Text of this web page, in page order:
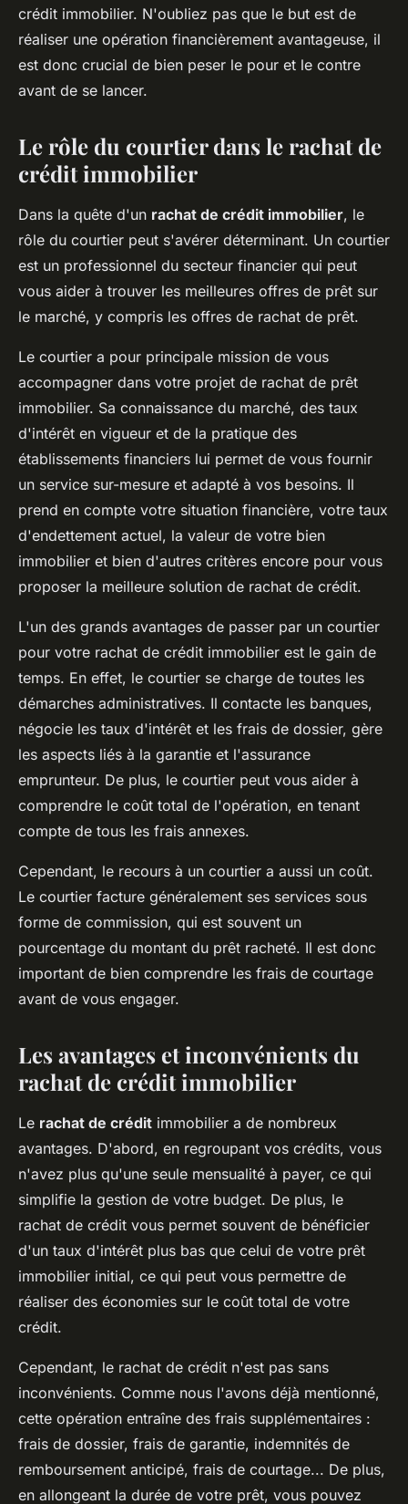
crédit immobilier. N'oubliez pas que le but est de
réaliser une opération financièrement avantageuse, il
est donc crucial de bien peser le pour et le contre
avant de se lancer.
Le rôle du courtier dans le rachat de
crédit immobilier
Dans la quête d'un rachat de crédit immobilier, le
rôle du courtier peut s'avérer déterminant. Un courtier
est un professionnel du secteur financier qui peut
vous aider à trouver les meilleures offres de prêt sur
le marché, y compris les offres de rachat de prêt.
Le courtier a pour principale mission de vous
accompagner dans votre projet de rachat de prêt
immobilier. Sa connaissance du marché, des taux
d'intérêt en vigueur et de la pratique des
établissements financiers lui permet de vous fournir
un service sur-mesure et adapté à vos besoins. Il
prend en compte votre situation financière, votre taux
d'endettement actuel, la valeur de votre bien
immobilier et bien d'autres critères encore pour vous
proposer la meilleure solution de rachat de crédit.
L'un des grands avantages de passer par un courtier
pour votre rachat de crédit immobilier est le gain de
temps. En effet, le courtier se charge de toutes les
démarches administratives. Il contacte les banques,
négocie les taux d'intérêt et les frais de dossier, gère
les aspects liés à la garantie et l'assurance
emprunteur. De plus, le courtier peut vous aider à
comprendre le coût total de l'opération, en tenant
compte de tous les frais annexes.
Cependant, le recours à un courtier a aussi un coût.
Le courtier facture généralement ses services sous
forme de commission, qui est souvent un
pourcentage du montant du prêt racheté. Il est donc
important de bien comprendre les frais de courtage
avant de vous engager.
Les avantages et inconvénients du
rachat de crédit immobilier
Le rachat de crédit immobilier a de nombreux
avantages. D'abord, en regroupant vos crédits, vous
n'avez plus qu'une seule mensualité à payer, ce qui
simplifie la gestion de votre budget. De plus, le
rachat de crédit vous permet souvent de bénéficier
d'un taux d'intérêt plus bas que celui de votre prêt
immobilier initial, ce qui peut vous permettre de
réaliser des économies sur le coût total de votre
crédit.
Cependant, le rachat de crédit n'est pas sans
inconvénients. Comme nous l'avons déjà mentionné,
cette opération entraîne des frais supplémentaires :
frais de dossier, frais de garantie, indemnités de
remboursement anticipé, frais de courtage... De plus,
en allongeant la durée de votre prêt, vous pouvez